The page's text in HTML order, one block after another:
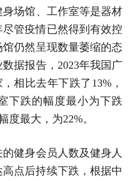
场馆、工作室等是器材
管疫情已然得到有效控
仍然呈现数量萎缩的态
据报告，2023年我国广
相比去年下跌了13%，
下跌的幅度最小为下跌
度最大，为22%。
健身会员人数及健身人
点后持续下跌，根据中